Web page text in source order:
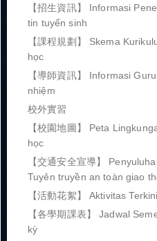
【招生資訊】 Informasi
tin tuyển sinh
【課程規劃】 Skema
học
【導師資訊】 Informasi
nhiệm
校外實習
【校園地圖】 Peta
học
【交通安全宣導】
Tuyên truyền an toàn giao
【活動花絮】 Aktivitas
【各學期課表】 Jadwal
kỳ